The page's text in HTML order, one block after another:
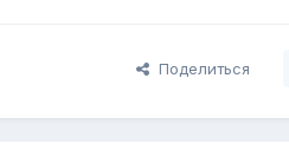
Поделиться